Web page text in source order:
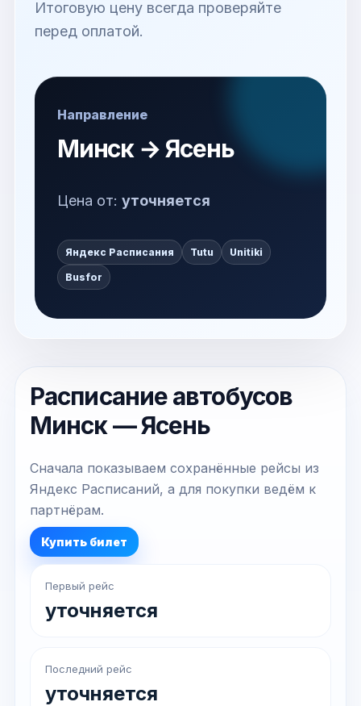
Итоговую цену всегда проверяйте
перед оплатой.
Направление
Минск → Ясень
Цена от: уточняется
Яндекс Расписания Tutu Unitiki
Busfor
Расписание автобусов
Минск — Ясень
Сначала показываем сохранённые рейсы из
Яндекс Расписаний, а для покупки ведём к
партнёрам.
Купить билет
Первый рейс
уточняется
Последний рейс
уточняется